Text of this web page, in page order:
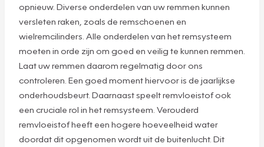
opnieuw. Diverse onderdelen van uw remmen kunnen
versleten raken, zoals de remschoenen en
wielremcilinders. Alle onderdelen van het remsysteem
moeten in orde zijn om goed en veilig te kunnen remmen.
Laat uw remmen daarom regelmatig door ons
controleren. Een goed moment hiervoor is de jaarlijkse
onderhoudsbeurt. Daarnaast speelt remvloeistof ook
een cruciale rol in het remsysteem. Verouderd
remvloeistof heeft een hogere hoeveelheid water
doordat dit opgenomen wordt uit de buitenlucht. Dit